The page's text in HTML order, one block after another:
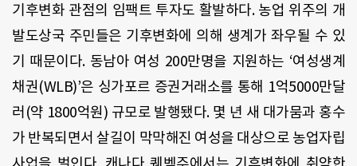
기후변화 관점의 임팩트 투자도 활발하다. 농업 위주의 개
발도상국 주민들은 기후변화에 의해 생계가 좌우될 수 있
기 때문이다. 동남아 여성 200만명을 지원하는 ‘여성생계
채권(WLB)’은 싱가포르 증권거래소를 통해 1억5000만달
러(약 1800억원) 규모로 발행됐다. 몇 년 새 대가뭄과 홍수
가 반복되면서 살길이 막막해진 여성을 대상으로 농업자립